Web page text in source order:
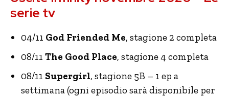
serie tv
04/11 God Friended Me, stagione 2 completa
08/11 The Good Place, stagione 4 completa
08/11 Supergirl, stagione 5B – 1 ep a
settimana (ogni episodio sarà disponibile per